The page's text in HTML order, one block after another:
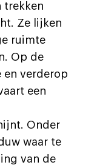
trekken
Ze lijken
ruimte
Op de
en verderop
een
Onder
waar te
van de